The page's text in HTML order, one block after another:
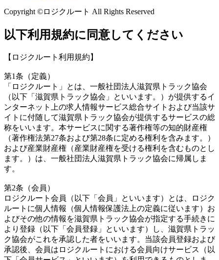
Copyright ©ロジクルート All Rights Reserved
以下利用規約に同意してください
【ロジクルート利用規約】
第1条（定義）
「ロジクルート」とは、一般社団法人滋賀県トラック協会
（以下「滋賀県トラック協会」といいます。）が提供するイ
ンターネット上の求人情報サービス総合サイトおよび当該サ
イトに付随して滋賀県トラック協会が提供するサービスの総
称をいいます。本サービスに関する著作権等の知的財産権
（著作権法第27条および第28条に定める権利を含みます。）
および産業財産権（産業財産権を受ける権利を含むものとし
ます。）は、一般社団法人滋賀県トラック協会に帰属しま
す。
第2条（会員）
ロジクルート会員（以下「会員」といいます）とは、ロジク
ルートに個人情報（個人情報保護法上の定義に従います）お
よびその他の情報を滋賀県トラック協会が指定する手続きに
より登録（以下「会員登録」といいます）し、滋賀県トラッ
ク協会がこれを承認した者をいいます。当該会員登録および
承認後、会員はロジクルートにおける会員向けサービス（以